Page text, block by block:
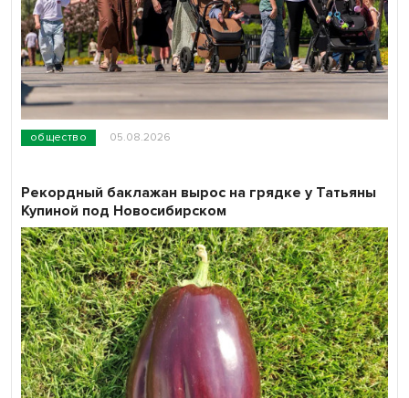
общество 05.08.2026
Рекордный баклажан вырос на грядке у Татьяны
Купиной под Новосибирском